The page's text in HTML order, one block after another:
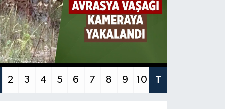
2 3 4 5 6 7 8 9 10 T